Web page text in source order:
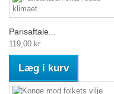
Parisaftale...
119,00 kr
Læg i kurv